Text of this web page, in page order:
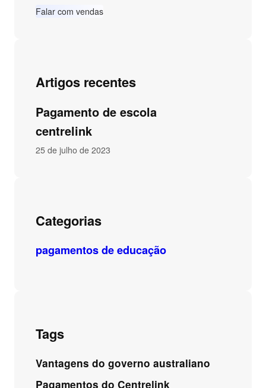
Falar com vendas
Artigos recentes
Pagamento de escola
centrelink
25 de julho de 2023
Categorias
pagamentos de educação
Tags
Vantagens do governo australiano
Pagamentos do Centrelink